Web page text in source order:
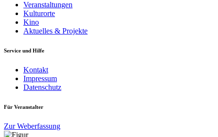
Veranstaltungen
Kulturorte
Kino
Aktuelles & Projekte
Service und Hilfe
Kontakt
Impressum
Datenschutz
Für Veranstalter
Zur Weberfassung